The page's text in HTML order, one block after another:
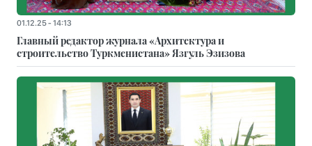
01.12.25 - 14:13
Главный редактор журнала «Архитектура и
строительство Туркменистана» Язгуль Эзизова